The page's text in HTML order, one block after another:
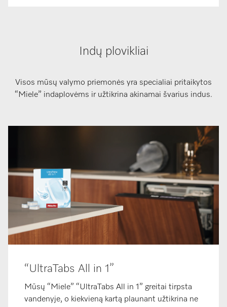
Indų plovikliai
Visos mūsų valymo priemonės yra specialiai pritaikytos
“Miele” indaplovėms ir užtikrina akinamai švarius indus.
“UltraTabs All in 1”
Mūsų “Miele” “UltraTabs All in 1” greitai tirpsta
vandenyje, o kiekvieną kartą plaunant užtikrina ne